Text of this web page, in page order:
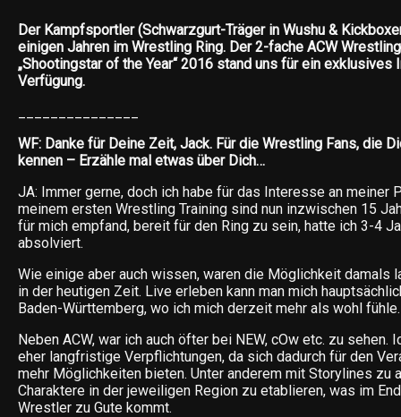
Der Kampfsportler (Schwarzgurt-Träger in Wushu &
einigen Jahren im Wrestling Ring. Der 2-fache ACW
„Shootingstar of the Year“ 2016 stand uns für ein exklusives
Verfügung.
WF: Danke für Deine Zeit, Jack. Für die Wrestling Fans, die
kennen – Erzähle mal etwas über Dich…
JA: Immer gerne, doch ich habe für das Interesse an meiner
meinem ersten Wrestling Training sind nun inzwischen 15
für mich empfand, bereit für den Ring zu sein, hatte ich 3-4
absolviert.
Wie einige aber auch wissen, waren die Möglichkeit damals
in der heutigen Zeit. Live erleben kann man mich
Baden-Württemberg, wo ich mich derzeit mehr als wohl fühle.
Neben ACW, war ich auch öfter bei NEW, cOw etc. zu sehen.
eher langfristige Verpflichtungen, da sich dadurch für den
mehr Möglichkeiten bieten. Unter anderem mit Storylines zu
Charaktere in der jeweiligen Region zu etablieren, was im
Wrestler zu Gute kommt.